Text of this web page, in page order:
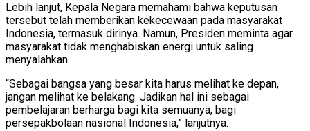
Lebih lanjut, Kepala Negara memahami bahwa keputusan
tersebut telah memberikan kekecewaan pada masyarakat
Indonesia, termasuk dirinya. Namun, Presiden meminta agar
masyarakat tidak menghabiskan energi untuk saling
menyalahkan.
“Sebagai bangsa yang besar kita harus melihat ke depan,
jangan melihat ke belakang. Jadikan hal ini sebagai
pembelajaran berharga bagi kita semuanya, bagi
persepakbolaan nasional Indonesia,” lanjutnya.